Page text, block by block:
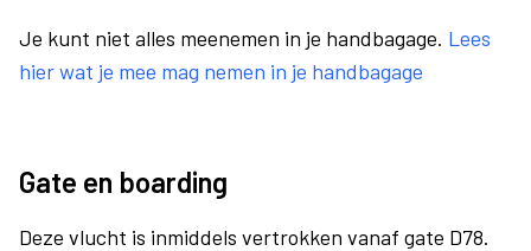
Je kunt niet alles meenemen in je handbagage. Lees
hier wat je mee mag nemen in je handbagage
Gate en boarding
Deze vlucht is inmiddels vertrokken vanaf gate D78.